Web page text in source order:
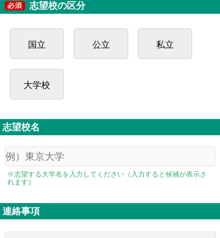
志望校の区分
国立 公立 私立
大学校
志望校名
※志望する大学名を入力してください（入力すると候補が表示さ
れます）
連絡事項